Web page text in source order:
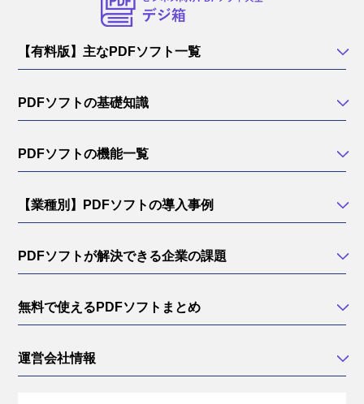
【有料版】主なPDFソフト一覧
PDFソフトの基礎知識
PDFソフトの機能一覧
【業種別】PDFソフトの導入事例
PDFソフトが解決できる企業の課題
無料で使えるPDFソフトまとめ
運営会社情報